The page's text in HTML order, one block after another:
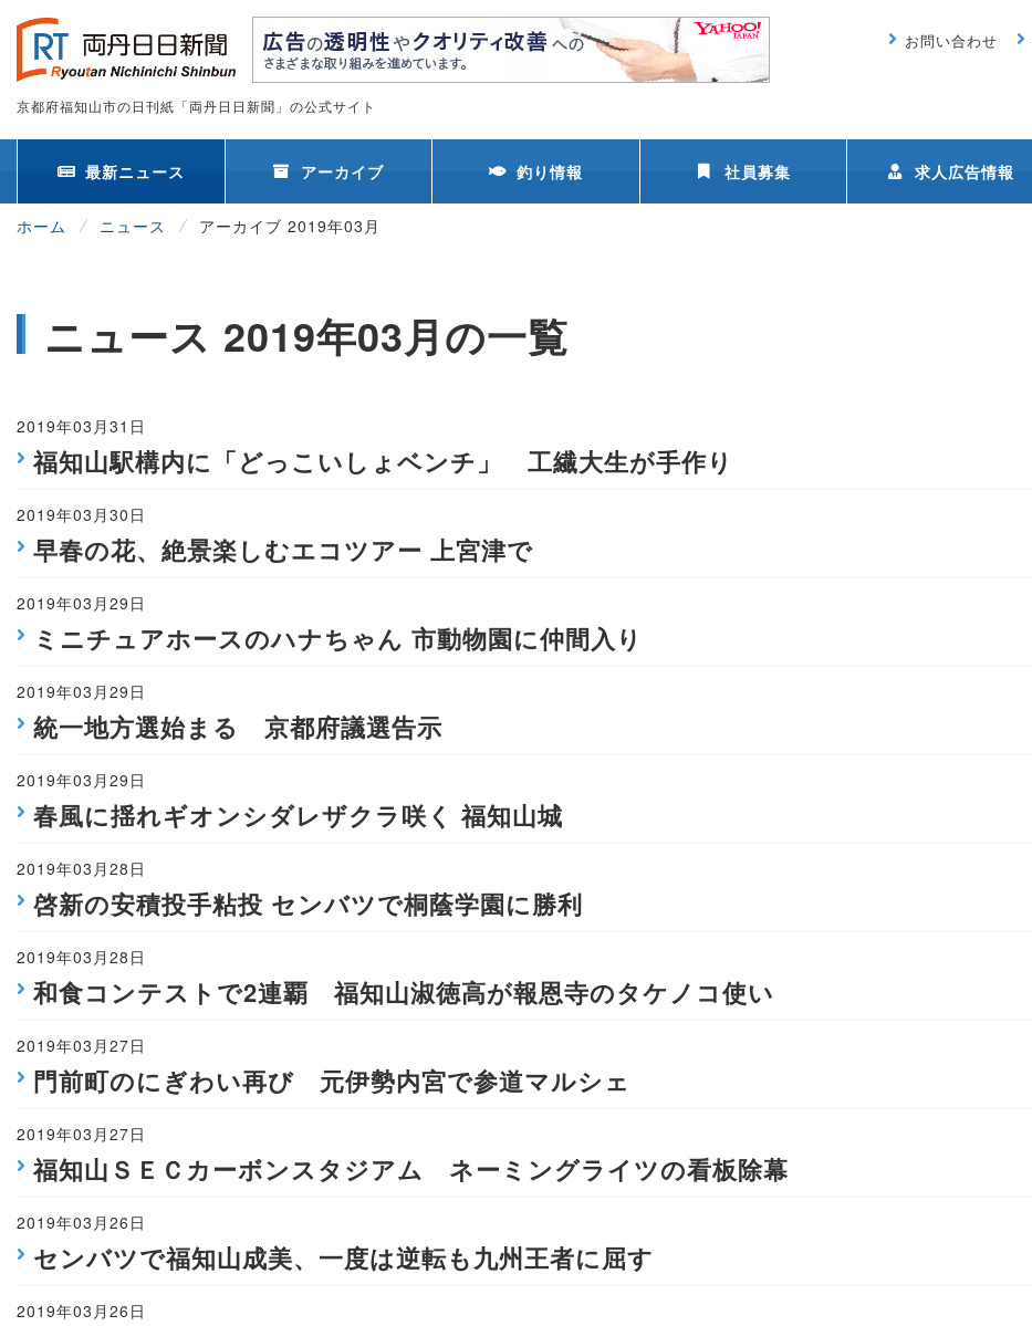
京都府福知山市の日刊紙「両丹日日新聞」の公式サイト
お問い合わせ
最新ニュース アーカイブ 釣り情報 社員募集 求人広告情報
ホーム ニュース アーカイブ 2019年03月
ニュース 2019年03月の一覧
2019年03月31日
福知山駅構内に「どっこいしょベンチ」 工繊大生が手作り
2019年03月30日
早春の花、絶景楽しむエコツアー 上宮津で
2019年03月29日
ミニチュアホースのハナちゃん 市動物園に仲間入り
2019年03月29日
統一地方選始まる 京都府議選告示
2019年03月29日
春風に揺れギオンシダレザクラ咲く 福知山城
2019年03月28日
啓新の安積投手粘投 センバツで桐蔭学園に勝利
2019年03月28日
和食コンテストで2連覇 福知山淑徳高が報恩寺のタケノコ使い
2019年03月27日
門前町のにぎわい再び 元伊勢内宮で参道マルシェ
2019年03月27日
福知山ＳＥＣカーボンスタジアム ネーミングライツの看板除幕
2019年03月26日
センバツで福知山成美、一度は逆転も九州王者に屈す
2019年03月26日